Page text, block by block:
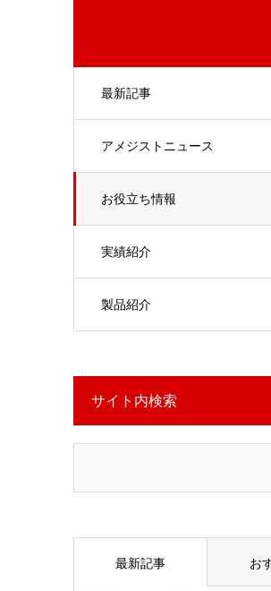
最新記事
アメジストニュース
お役立ち情報
実績紹介
製品紹介
サイト内検索
最新記事 お